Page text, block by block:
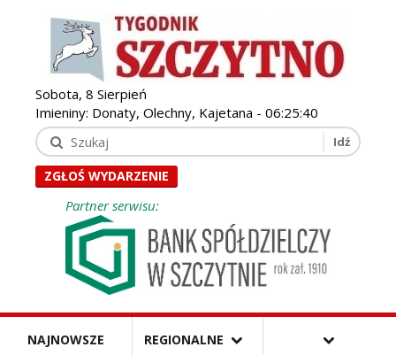
Sobota, 8 Sierpień
Imieniny: Donaty, Olechny, Kajetana - 06:25:41
ZGŁOŚ WYDARZENIE
Partner serwisu:
NAJNOWSZE REGIONALNE